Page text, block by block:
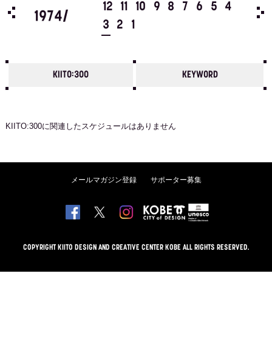
4
1974/
12 11 10 9 8 7 6 5
4
3
2 1
KIITO:300 KEYWORD
KIITO:300に関連したスケジュールはありません
メールマガジン登録 サポーター募集
COPYRIGHT KIITO DESIGN AND CREATIVE CENTER KOBE ALL RIGHTS RESERVED.